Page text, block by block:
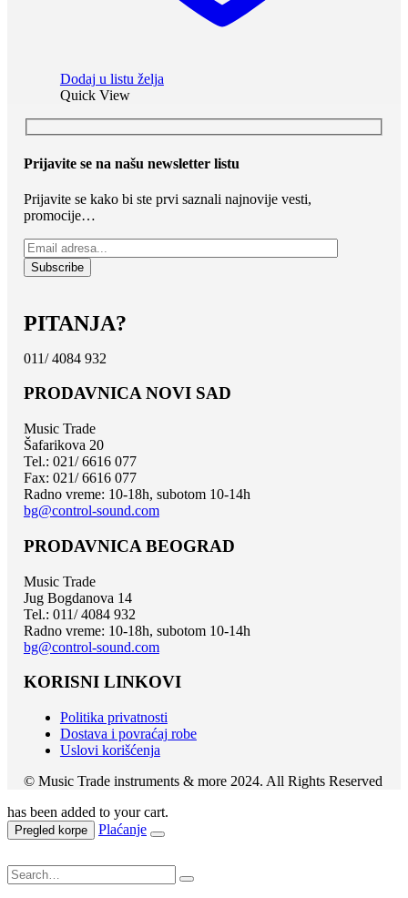
Dodaj u listu želja
Quick View
Prijavite se na našu newsletter listu
Prijavite se kako bi ste prvi saznali najnovije vesti,
promocije…
PITANJA?
011/ 4084 932
PRODAVNICA NOVI SAD
Music Trade
Šafarikova 20
Tel.: 021/ 6616 077
Fax: 021/ 6616 077
Radno vreme: 10-18h, subotom 10-14h
bg@control-sound.com
PRODAVNICA BEOGRAD
Music Trade
Jug Bogdanova 14
Tel.: 011/ 4084 932
Radno vreme: 10-18h, subotom 10-14h
bg@control-sound.com
KORISNI LINKOVI
Politika privatnosti
Dostava i povraćaj robe
Uslovi korišćenja
© Music Trade instruments & more 2024. All Rights Reserved
has been added to your cart.
Pregled korpe Plaćanje